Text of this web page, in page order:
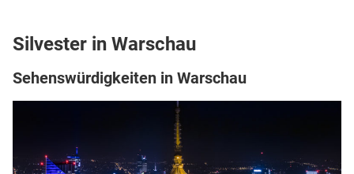
Silvester in Warschau
Sehenswürdigkeiten in Warschau